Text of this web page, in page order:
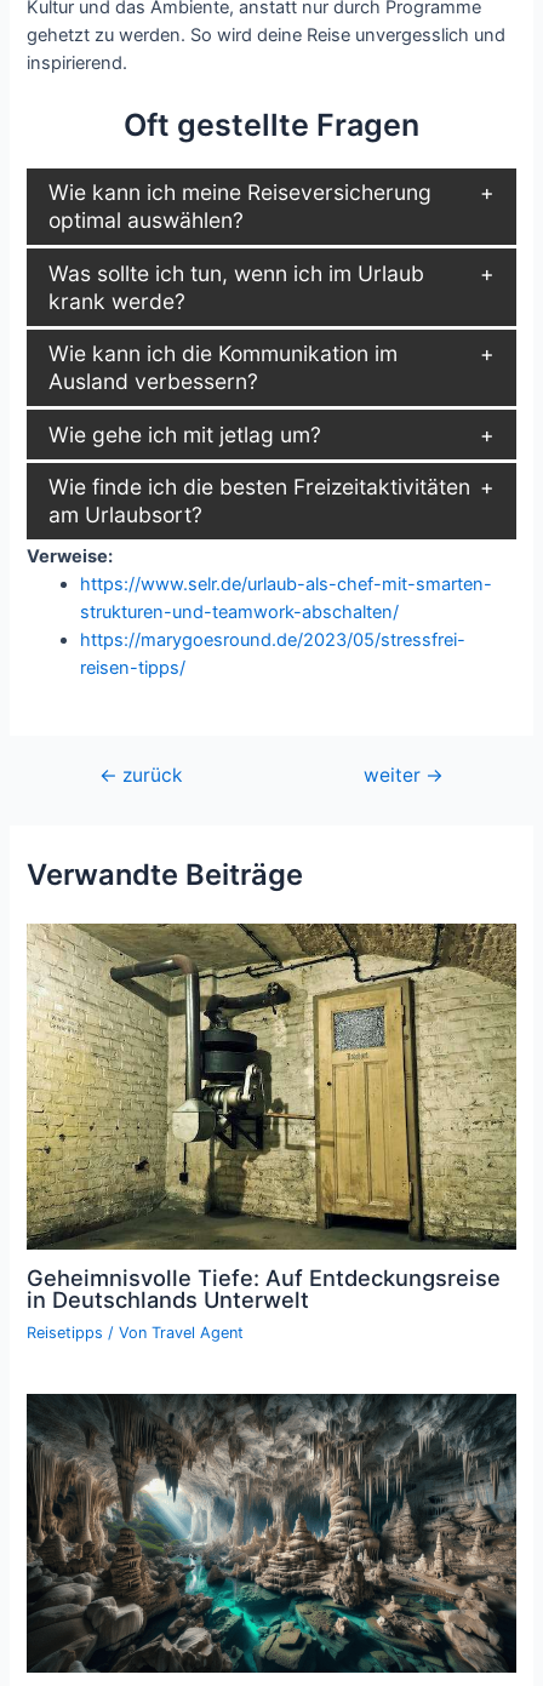
Kultur und das Ambiente, anstatt nur durch Programme
gehetzt zu werden. So wird deine Reise unvergesslich und
inspirierend.
Oft gestellte Fragen
Wie kann ich meine Reiseversicherung
optimal auswählen?
Was sollte ich tun, wenn ich im Urlaub
krank werde?
Wie kann ich die Kommunikation im
Ausland verbessern?
Wie gehe ich mit jetlag um?
Wie finde ich die besten Freizeitaktivitäten
am Urlaubsort?
Verweise:
https://www.selr.de/urlaub-als-chef-mit-smarten-
strukturen-und-teamwork-abschalten/
https://marygoesround.de/2023/05/stressfrei-
reisen-tipps/
Beitragsnavigation
← zurück weiter →
Verwandte Beiträge
Geheimnisvolle Tiefe: Auf Entdeckungsreise
in Deutschlands Unterwelt
Reisetipps / VonTravel Agent